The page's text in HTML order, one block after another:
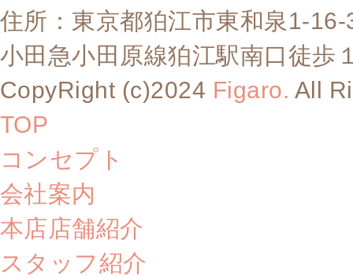
住所：東京都狛江市東和泉1-16-
小田急小田原線狛江駅南口徒歩
CopyRight (c)2024 Figaro. All
TOP
コンセプト
会社案内
本店店舗紹介
スタッフ紹介